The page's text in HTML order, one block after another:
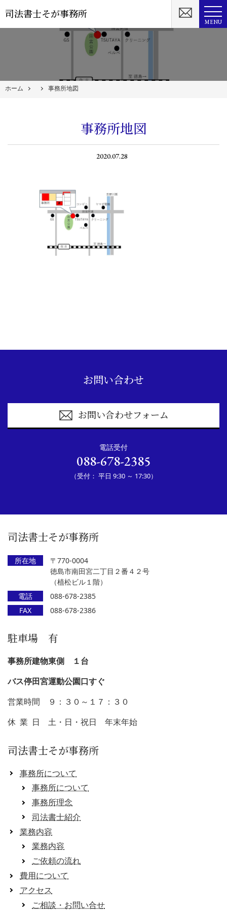
司法書士そが事務所
MENU
ホーム 事務所地図
事務所地図
2020.07.28
お問い合わせ
お問い合わせフォーム
電話受付
088-678-2385
（受付： 平日 9:30 ～ 17:30）
司法書士そが事務所
所在地
〒770-0004
徳島市南田宮二丁目２番４２号
（植松ビル１階）
電話
088-678-2385
FAX
088-678-2386
駐車場 有
事務所建物東側 １台
バス停田宮運動公園口すぐ
営業時間 ９：３０～１７：３０
休 業 日 土・日・祝日 年末年始
司法書士そが事務所
事務所について
事務所について
事務所理念
司法書士紹介
業務内容
業務内容
ご依頼の流れ
費用について
アクセス
ご相談・お問い合せ